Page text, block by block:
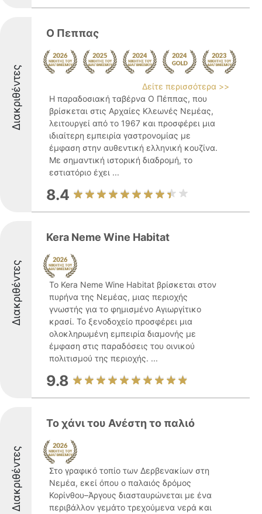
Διακριθέντες
Ο Πεππας
Δείτε περισσότερα >>
Η παραδοσιακή ταβέρνα Ο Πέππας, που
βρίσκεται στις Αρχαίες Κλεωνές Νεμέας,
λειτουργεί από το 1967 και προσφέρει μια
ιδιαίτερη εμπειρία γαστρονομίας με
έμφαση στην αυθεντική ελληνική κουζίνα.
Με σημαντική ιστορική διαδρομή, το
εστιατόριο έχει ...
8.4
Διακριθέντες
Kera Neme Wine Habitat
Το Kera Neme Wine Habitat βρίσκεται στον
πυρήνα της Νεμέας, μιας περιοχής
γνωστής για το φημισμένο Αγιωργίτικο
κρασί. Το ξενοδοχείο προσφέρει μια
ολοκληρωμένη εμπειρία διαμονής με
έμφαση στις παραδόσεις του οινικού
πολιτισμού της περιοχής. ...
9.8
Διακριθέντες
Το χάνι του Ανέστη το παλιό
Στο γραφικό τοπίο των Δερβενακίων στη
Νεμέα, εκεί όπου ο παλαιός δρόμος
Κορίνθου–Άργους διασταυρώνεται με ένα
περιβάλλον γεμάτο τρεχούμενα νερά και